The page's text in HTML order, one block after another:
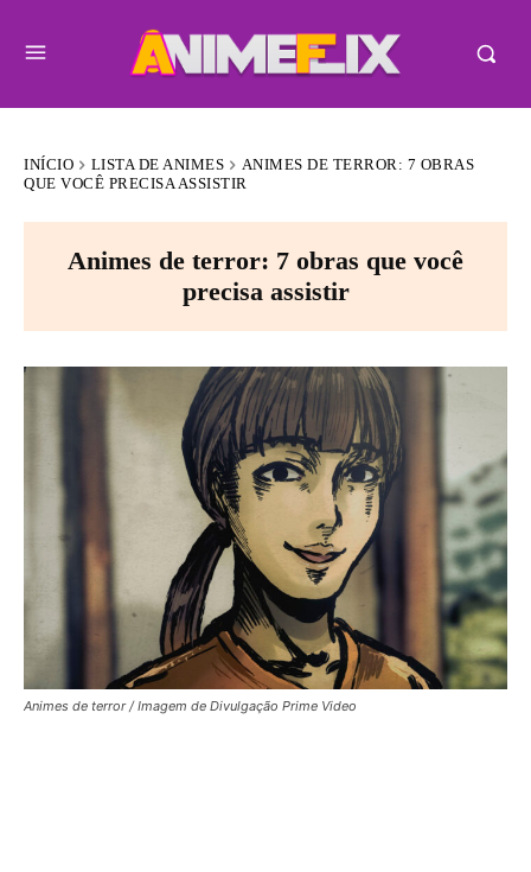
INÍCIO LISTA DE ANIMES
ANIMES DE TERROR: 7 OBRAS
QUE VOCÊ PRECISA ASSISTIR
Animes de terror: 7 obras que você
precisa assistir
Animes de terror / Imagem de Divulgação Prime Video